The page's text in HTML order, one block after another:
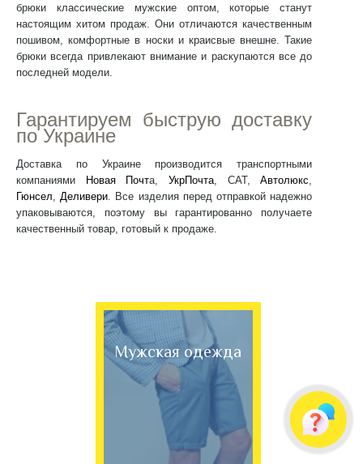
брюки классические мужские оптом , которые станут
настоящим хитом продаж. Они отличаются качественным
пошивом, комфортные в носки и краисвые внешне. Такие
брюки всегда привлекают внимание и раскупаются все до
последней модели.
Гарантируем быструю доставку
по Украине
Доставка по Украине производится транспортными
компаниями Новая Почта, УкрПочта, САТ,Автолюкс
Гюнсел
Деливери . Все изделия перед отправкой надежно
упаковываются, поэтому вы гарантированно получаете
качественный товар, готовый к продаже.
Мужская одежда